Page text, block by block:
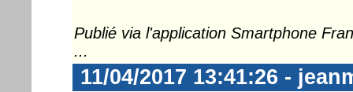
Publié via l'application Smartphone
...
11/04/2017 13:41:26 -